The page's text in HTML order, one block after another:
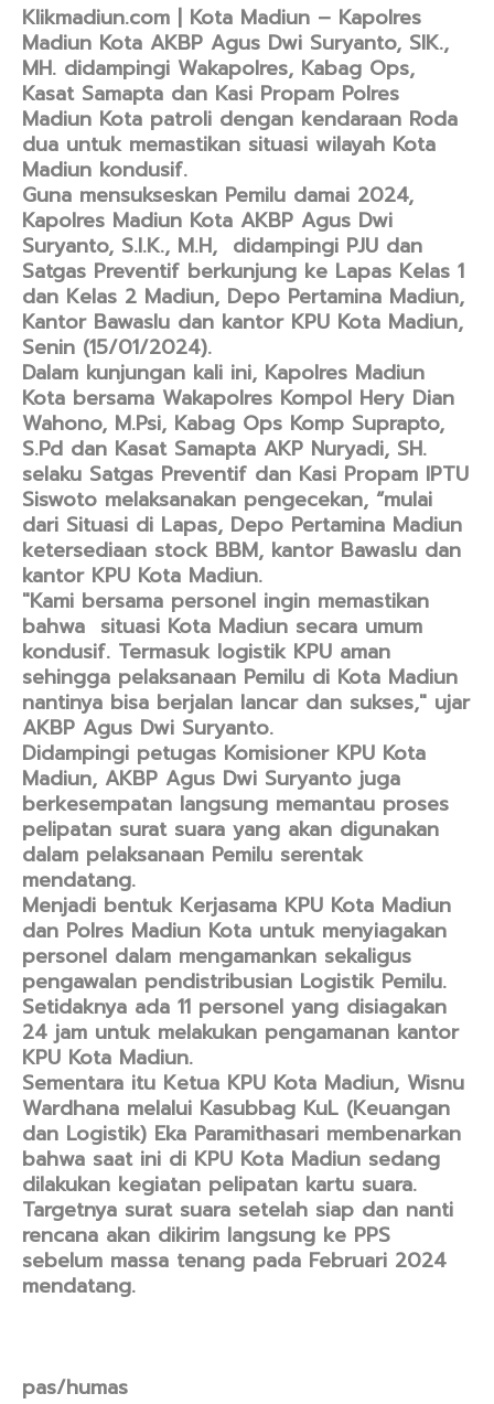
Klikmadiun.com | Kota Madiun – Kapolres
Madiun Kota AKBP Agus Dwi Suryanto, SIK.,
MH. didampingi Wakapolres, Kabag Ops,
Kasat Samapta dan Kasi Propam Polres
Madiun Kota patroli dengan kendaraan Roda
dua untuk memastikan situasi wilayah Kota
Madiun kondusif.
Guna mensukseskan Pemilu damai 2024,
Kapolres Madiun Kota AKBP Agus Dwi
Suryanto, S.I.K., M.H, didampingi PJU dan
Satgas Preventif berkunjung ke Lapas Kelas 1
dan Kelas 2 Madiun, Depo Pertamina Madiun,
Kantor Bawaslu dan kantor KPU Kota Madiun,
Senin (15/01/2024).
Dalam kunjungan kali ini, Kapolres Madiun
Kota bersama Wakapolres Kompol Hery Dian
Wahono, M.Psi, Kabag Ops Komp Suprapto,
S.Pd dan Kasat Samapta AKP Nuryadi, SH.
selaku Satgas Preventif dan Kasi Propam IPTU
Siswoto melaksanakan pengecekan, “mulai
dari Situasi di Lapas, Depo Pertamina Madiun
ketersediaan stock BBM, kantor Bawaslu dan
kantor KPU Kota Madiun.
"Kami bersama personel ingin memastikan
bahwa situasi Kota Madiun secara umum
kondusif. Termasuk logistik KPU aman
sehingga pelaksanaan Pemilu di Kota Madiun
nantinya bisa berjalan lancar dan sukses," ujar
AKBP Agus Dwi Suryanto.
Didampingi petugas Komisioner KPU Kota
Madiun, AKBP Agus Dwi Suryanto juga
berkesempatan langsung memantau proses
pelipatan surat suara yang akan digunakan
dalam pelaksanaan Pemilu serentak
mendatang.
Menjadi bentuk Kerjasama KPU Kota Madiun
dan Polres Madiun Kota untuk menyiagakan
personel dalam mengamankan sekaligus
pengawalan pendistribusian Logistik Pemilu.
Setidaknya ada 11 personel yang disiagakan
24 jam untuk melakukan pengamanan kantor
KPU Kota Madiun.
Sementara itu Ketua KPU Kota Madiun, Wisnu
Wardhana melalui Kasubbag KuL (Keuangan
dan Logistik) Eka Paramithasari membenarkan
bahwa saat ini di KPU Kota Madiun sedang
dilakukan kegiatan pelipatan kartu suara.
Targetnya surat suara setelah siap dan nanti
rencana akan dikirim langsung ke PPS
sebelum massa tenang pada Februari 2024
mendatang.
pas/humas